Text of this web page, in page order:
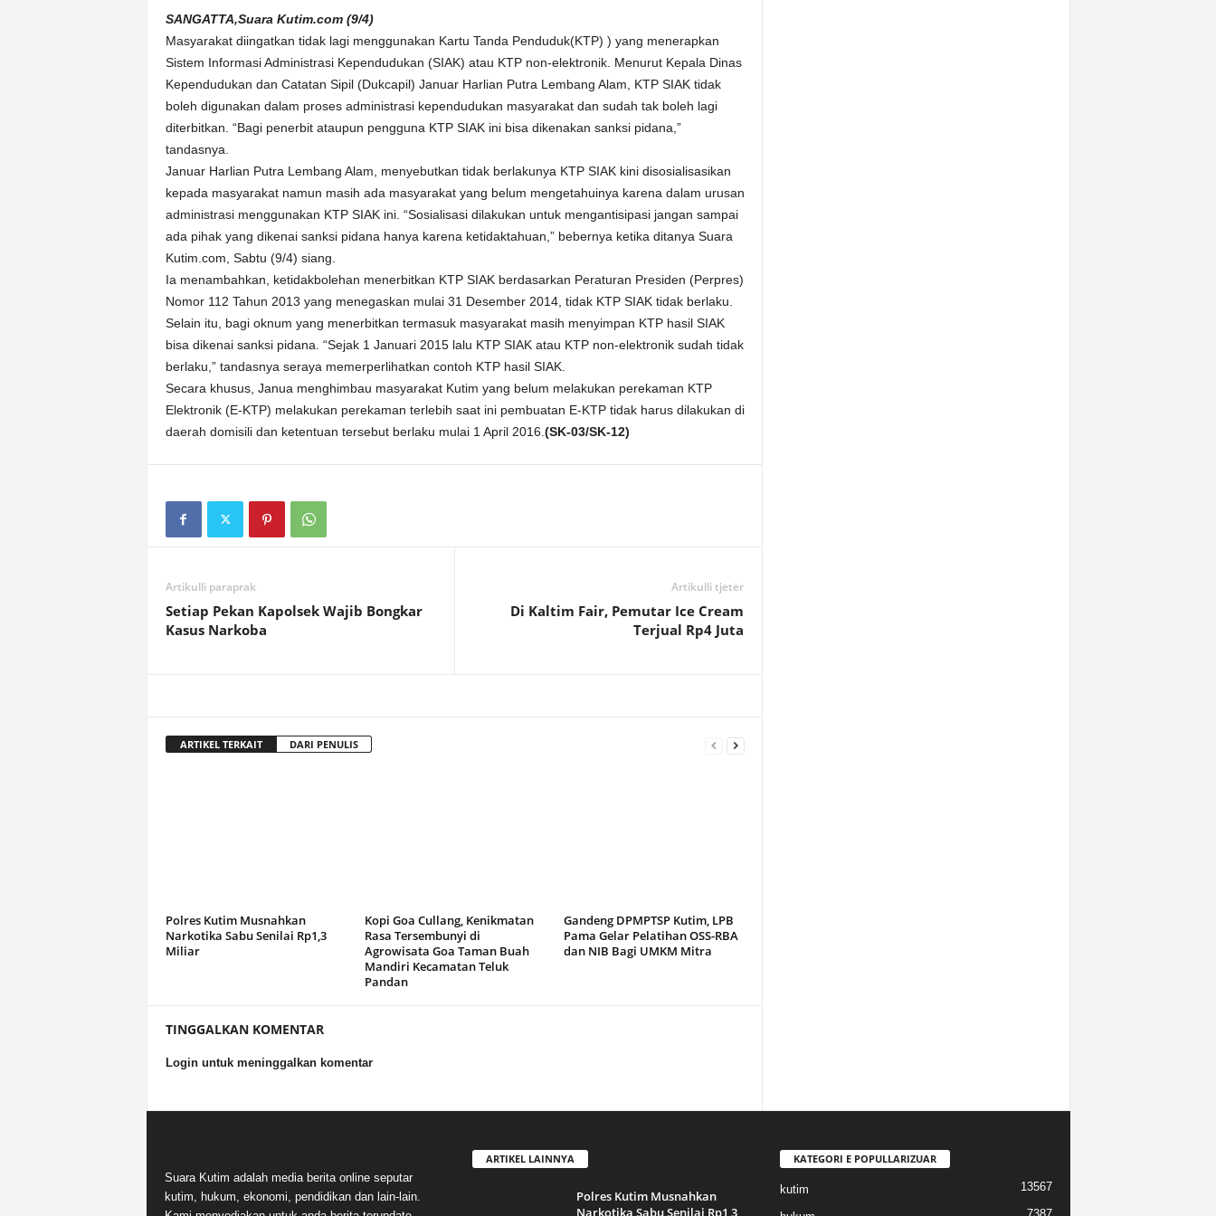
SANGATTA,Suara Kutim.com (9/4)
Masyarakat diingatkan tidak lagi menggunakan Kartu Tanda Penduduk(KTP) ) yang menerapkan
Sistem Informasi Administrasi Kependudukan (SIAK) atau KTP non-elektronik. Menurut Kepala Dinas
Kependudukan dan Catatan Sipil (Dukcapil) Januar Harlian Putra Lembang Alam, KTP SIAK tidak
boleh digunakan dalam proses administrasi kependudukan masyarakat dan sudah tak boleh lagi
diterbitkan. “Bagi penerbit ataupun pengguna KTP SIAK ini bisa dikenakan sanksi pidana,”
tandasnya.
Januar Harlian Putra Lembang Alam, menyebutkan tidak berlakunya KTP SIAK kini disosialisasikan
kepada masyarakat namun masih ada masyarakat yang belum mengetahuinya karena dalam urusan
administrasi menggunakan KTP SIAK ini. “Sosialisasi dilakukan untuk mengantisipasi jangan sampai
ada pihak yang dikenai sanksi pidana hanya karena ketidaktahuan,” bebernya ketika ditanya Suara
Kutim.com, Sabtu (9/4) siang.
Ia menambahkan, ketidakbolehan menerbitkan KTP SIAK berdasarkan Peraturan Presiden (Perpres)
Nomor 112 Tahun 2013 yang menegaskan mulai 31 Desember 2014, tidak KTP SIAK tidak berlaku.
Selain itu, bagi oknum yang menerbitkan termasuk masyarakat masih menyimpan KTP hasil SIAK
bisa dikenai sanksi pidana. “Sejak 1 Januari 2015 lalu KTP SIAK atau KTP non-elektronik sudah tidak
berlaku,” tandasnya seraya memerperlihatkan contoh KTP hasil SIAK.
Secara khusus, Janua menghimbau masyarakat Kutim yang belum melakukan perekaman KTP
Elektronik (E-KTP) melakukan perekaman terlebih saat ini pembuatan E-KTP tidak harus dilakukan di
daerah domisili dan ketentuan tersebut berlaku mulai 1 April 2016. (SK-03/SK-12)
Artikulli paraprak
Setiap Pekan Kapolsek Wajib Bongkar
Kasus Narkoba
Artikulli tjetër
Di Kaltim Fair, Pemutar Ice Cream
Terjual Rp4 Juta
ARTIKEL TERKAIT DARI PENULIS
Polres Kutim Musnahkan
Narkotika Sabu Senilai Rp1,3
Miliar
Kopi Goa Cullang, Kenikmatan
Rasa Tersembunyi di
Agrowisata Goa Taman Buah
Mandiri Kecamatan Teluk
Pandan
Gandeng DPMPTSP Kutim, LPB
Pama Gelar Pelatihan OSS-RBA
dan NIB Bagi UMKM Mitra
TINGGALKAN KOMENTAR
Login untuk meninggalkan komentar
Suara Kutim adalah media berita online seputar
kutim, hukum, ekonomi, pendidikan dan lain-lain.
ARTIKEL LAINNYA
Polres Kutim Musnahkan
Narkotika Sabu Senilai Rp1,3
KATEGORI E POPULLARIZUAR
kutim 13567